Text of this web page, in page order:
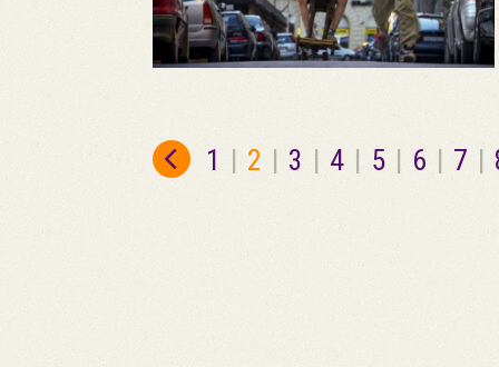
1 | 2 | 3 | 4 | 5 | 6 | 7 |